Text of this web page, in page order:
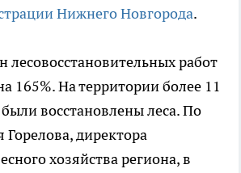
Нижнего Новгорода.
лесовосстановительных работ
165%. На территории более 11
восстановлены леса. По
директора
хозяйства региона, в